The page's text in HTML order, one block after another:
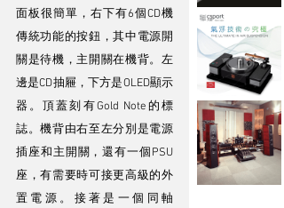
面板很簡單，右下有6個CD機
傳統功能的按鈕，其中電源開
關是待機，主開關在機背。左
邊是CD抽屜，下方是OLED顯示
器。頂蓋刻有Gold Note的標
誌。機背由右至左分別是電源
插座和主開關，還有一個PSU
座，有需要時可接更高級的外
置電源。接著是一個同軸